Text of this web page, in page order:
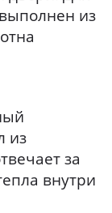
из
из
за
внутри